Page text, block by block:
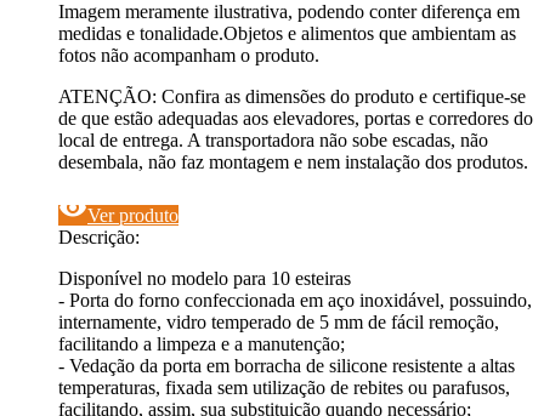
Imagem meramente ilustrativa, podendo conter diferença em
medidas e tonalidade.Objetos e alimentos que ambientam as
fotos não acompanham o produto.
ATENÇÃO: Confira as dimensões do produto e certifique-se
de que estão adequadas aos elevadores, portas e corredores do
local de entrega. A transportadora não sobe escadas, não
desembala, não faz montagem e nem instalação dos produtos.
visibilityVer produto
Descrição:
Disponível no modelo para 10 esteiras
- Porta do forno confeccionada em aço inoxidável, possuindo,
internamente, vidro temperado de 5 mm de fácil remoção,
facilitando a limpeza e a manutenção;
- Vedação da porta em borracha de silicone resistente a altas
temperaturas, fixada sem utilização de rebites ou parafusos,
facilitando, assim, sua substituição quando necessário;